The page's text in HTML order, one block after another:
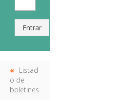
Entrar
Listad
o de
boletines